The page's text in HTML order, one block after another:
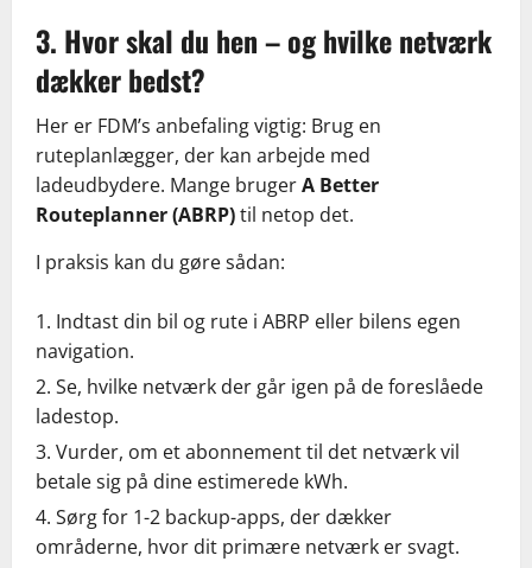
3. Hvor skal du hen – og hvilke netværk
dækker bedst?
Her er FDM’s anbefaling vigtig: Brug en
ruteplanlægger, der kan arbejde med
ladeudbydere. Mange brugerA Better
Routeplanner (ABRP)til netop det.
I praksis kan du gøre sådan:
Indtast din bil og rute i ABRP eller bilens egen
navigation.
Se, hvilke netværk der går igen på de foreslåede
ladestop.
Vurder, om et abonnement til det netværk vil
betale sig på dine estimerede kWh.
Sørg for 1-2 backup-apps, der dækker
områderne, hvor dit primære netværk er svagt.